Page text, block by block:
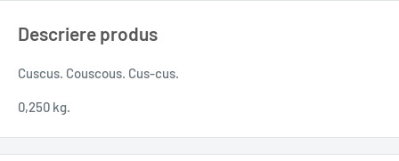
Descriere produs
Cuscus. Couscous. Cus-cus.
0,250 kg.